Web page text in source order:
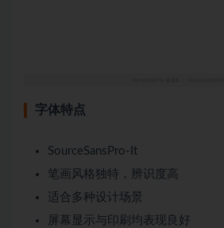
字体特点
SourceSansPro-It
笔画风格独特，辨识度高
适合多种设计场景
屏幕显示与印刷均表现良好